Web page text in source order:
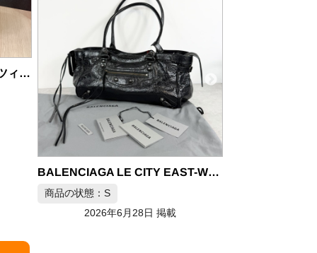
BALENCIAGA バレンシアガ ツィギー ハンドバッグ
BALENCIAGA LE CITY EAST-WEST シティ ハンドバッグ
商品の状態：S
2026年6月28日 掲載